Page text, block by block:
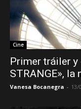
Cine
Primer tráiler y
STRANGE», la
Vanesa Bocanegra - 13/